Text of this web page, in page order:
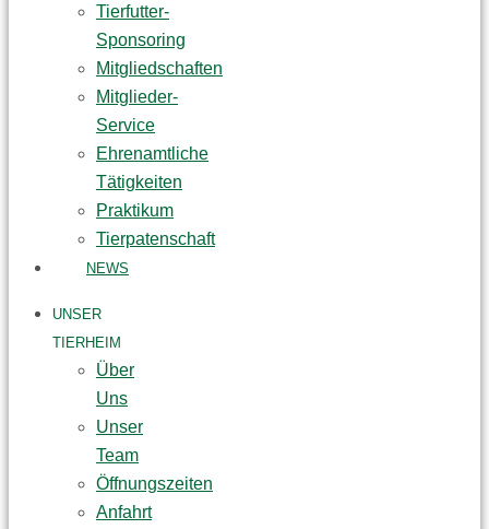
Tierfutter-
Sponsoring
Mitgliedschaften
Mitglieder-
Service
Ehrenamtliche
Tätigkeiten
Praktikum
Tierpatenschaft
NEWS
UNSER
TIERHEIM
Über
Uns
Unser
Team
Öffnungszeiten
Anfahrt